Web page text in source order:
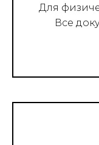
Для
Все